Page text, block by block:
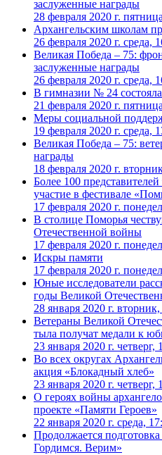
заслуженные награды
28 февраля 2020 г.
Архангельским школам
26 февраля 2020 г. среда,
Великая Победа – 75:
заслуженные награды
26 февраля 2020 г. среда,
В гимназии № 24
21 февраля 2020 г.
Меры социальной
19 февраля 2020 г. среда,
Великая Победа – 75:
награды
18 февраля 2020 г.
Более 100
участие в фестивале
17 февраля 2020 г.
В столице Поморья
Отечественной войны
17 февраля 2020 г.
Искры памяти
17 февраля 2020 г.
Юные исследователи
годы Великой
28 января 2020 г.
Ветераны Великой
тыла получат медали к
23 января 2020 г. четверг,
Во всех округах
акция «Блокадный хлеб»
23 января 2020 г. четверг,
О героях войны
проекте «Памяти Героев»
22 января 2020 г. среда,
Продолжается
Гордимся. Верим»